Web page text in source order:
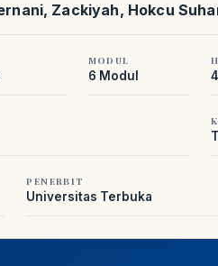
Zackiyah, Hokcu
MODUL
6 Modul
PENERBIT
Universitas Terbuka
REFERENSI